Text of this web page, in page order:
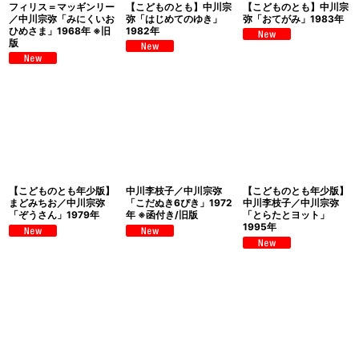
フィリス＝マッギンリー
／中川宗弥「みにくいお
ひめさま」1968年 ※旧
版
【こどものとも】中川宗
弥「はじめてのゆき」
1982年
【こどものとも】中川宗
弥「おてがみ」1983年
【こどものとも年少版】
まどみちお／中川宗弥
「ぞうさん」1979年
中川李枝子／中川宗弥
「こだぬき6ぴき」1972
年 ※函付き/旧版
【こどものとも年少版】
中川李枝子／中川宗弥
「とらたとヨット」
1995年